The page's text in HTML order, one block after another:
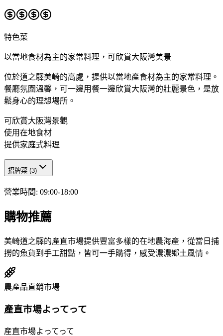
特色菜
以當地食材為主的家常料理，可欣賞大阪灣美景
位於道之驛美崎的高處，提供以當地產食材為主的家常料理。
餐廳氛圍溫馨，可一邊用餐一邊欣賞大阪灣的壯麗景色，是放
鬆身心的理想場所。
可欣賞大阪灣景觀
使用在地食材
提供家庭式料理
招牌菜 (3)
營業時間: 09:00-18:00
購物推薦
美崎道之驛的產直市場提供豐富多樣的在地農海產，從當日捕
撈的魚貨到手工甜點，皆可一手購得，感受濃濃鄉土風情。
農產品直銷市場
產直市場よってって
産直市場よってって